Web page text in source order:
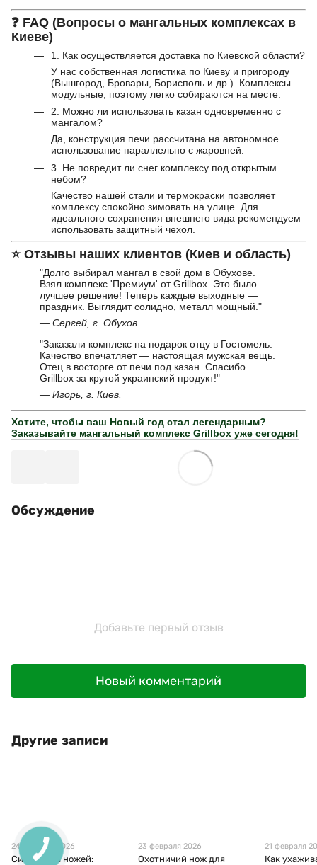
❓ FAQ (Вопросы о мангальных комплексах в
Киеве)
1. Как осуществляется доставка по Киевской области?
У нас собственная логистика по Киеву и пригороду
(Вышгород, Бровары, Борисполь и др.). Комплексы
модульные, поэтому легко собираются на месте.
2. Можно ли использовать казан одновременно с
мангалом?
Да, конструкция печи рассчитана на автономное
использование параллельно с жаровней.
3. Не повредит ли снег комплексу под открытым
небом?
Качество нашей стали и термокраски позволяет
комплексу спокойно зимовать на улице. Для
идеального сохранения внешнего вида рекомендуем
использовать защитный чехол.
⭐ Отзывы наших клиентов (Киев и область)
"Долго выбирал мангал в свой дом в Обухове.
Взял комплекс 'Премиум' от Grillbox. Это было
лучшее решение! Теперь каждые выходные —
праздник. Выглядит солидно, металл мощный."
— Сергей, г. Обухов.
"Заказали комплекс на подарок отцу в Гостомель.
Качество впечатляет — настоящая мужская вещь.
Отец в восторге от печи под казан. Спасибо
Grillbox за крутой украинский продукт!"
— Игорь, г. Киев.
Хотите, чтобы ваш Новый год стал легендарным?
Заказывайте мангальный комплекс Grillbox уже сегодня!
Обсуждение
Добавьте первый отзыв
Новый комментарий
Другие записи
24 февраля 2026
Символика ножей:
23 февраля 2026
Охотничий нож для
21 февраля
Как